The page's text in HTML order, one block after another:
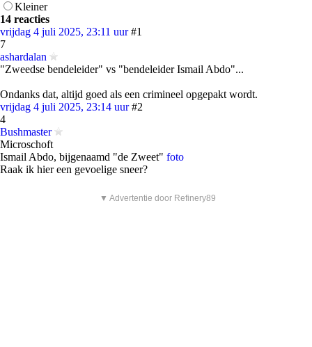
Kleiner
14 reacties
vrijdag 4 juli 2025, 23:11 uur #1
7
ashardalan
"Zweedse bendeleider" vs "bendeleider Ismail Abdo"...
Ondanks dat, altijd goed als een crimineel opgepakt wordt.
vrijdag 4 juli 2025, 23:14 uur #2
4
Bushmaster
Microschoft
Ismail Abdo, bijgenaamd "de Zweet" foto
Raak ik hier een gevoelige sneer?
▼ Advertentie door Refinery89